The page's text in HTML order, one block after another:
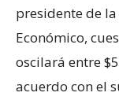
presidente de
Económico,
oscilará entre
acuerdo con el